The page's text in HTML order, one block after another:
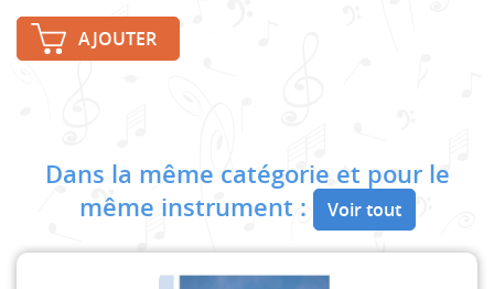
AJOUTER
Dans la même catégorie et pour le
même instrument :
Voir tout